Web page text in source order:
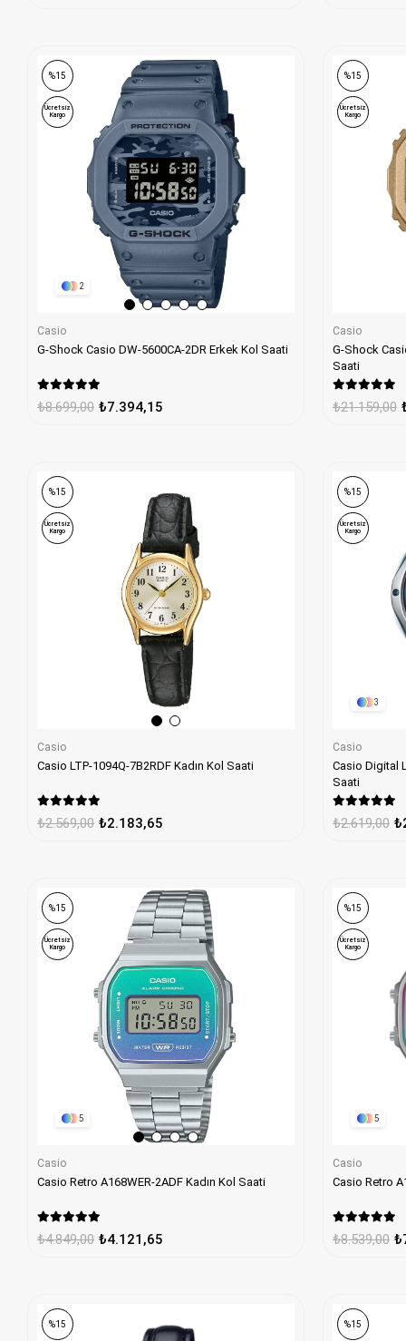
2
Casio
G-Shock Casio DW-5600CA-2DR Erkek Kol Saati
₺7.394,15
₺8.699,00
%15
Ücretsiz
Kargo
Casio
G-Shock
Saati
₺21.159,00
%15
Ücretsiz
Kargo
Casio
Casio LTP-1094Q-7B2RDF Kadın Kol Saati
₺2.183,65
₺2.569,00
%15
Ücretsiz
Kargo
3
Casio
Casio Digital LW-200-2BVDF Unisex Çocuk Kol
Saati
₺2.619,00
%15
Ücretsiz
Kargo
5
Casio
Casio Retro A168WER-2ADF Kadın Kol Saati
₺4.121,65
₺4.849,00
%15
Ücretsiz
Kargo
5
Casio
Casio Retro
₺8.539,00
%15
Ücretsiz
Kargo
%15 %15